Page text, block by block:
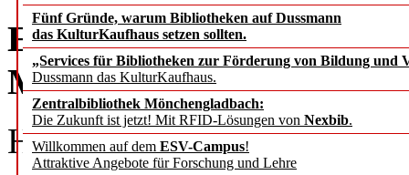
Fünf Gründe, warum Bibliotheken auf Dussmann
das KulturKaufhaus setzen sollten.
„Services für Bibliotheken zur Förderung von Bildung und
Dussmann das KulturKaufhaus.
Zentralbibliothek Mönchengladbach:
Die Zukunft ist jetzt! Mit RFID-Lösungen von Nexbib.
Willkommen auf dem ESV-Campus!
Attraktive Angebote für Forschung und Lehre
Ein Bericht vom
Medien Stuttgart
Helga Bergmann